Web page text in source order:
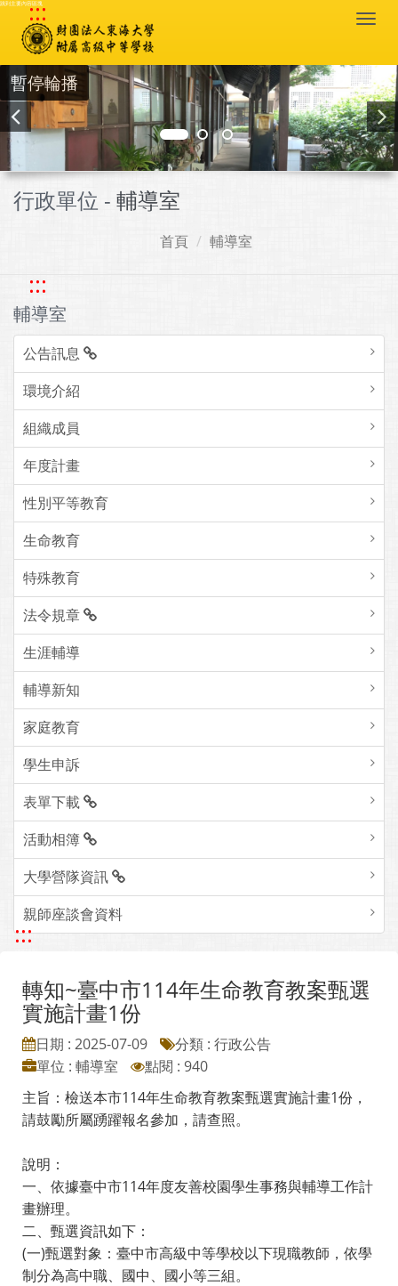
跳到主要內容區塊
:::
暫停輪播
行政單位 - 輔導室
首頁 輔導室
:::
輔導室
公告訊息
環境介紹
組織成員
年度計畫
性別平等教育
生命教育
特殊教育
法令規章
生涯輔導
輔導新知
家庭教育
學生申訴
表單下載
活動相簿
大學營隊資訊
親師座談會資料
:::
轉知~臺中市114年生命教育教案甄選
實施計畫1份
日期 : 2025-07-09
分類 : 行政公告
單位 : 輔導室
點閱 : 940
主旨：檢送本市114年生命教育教案甄選實施計畫1份，
請鼓勵所屬踴躍報名參加，請查照。
說明：
一、依據臺中市114年度友善校園學生事務與輔導工作計
畫辦理。
二、甄選資訊如下：
(一)甄選對象：臺中市高級中等學校以下現職教師，依學
制分為高中職、國中、國小等三組。